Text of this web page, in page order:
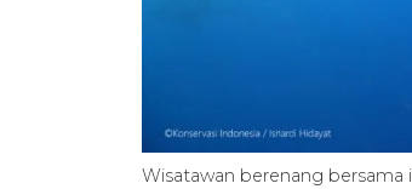
Wisatawan berenang bersama